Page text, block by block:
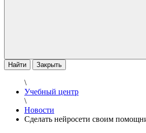
Найти Закрыть
\
Учебный центр
\
Новости
Сделать нейросети своим